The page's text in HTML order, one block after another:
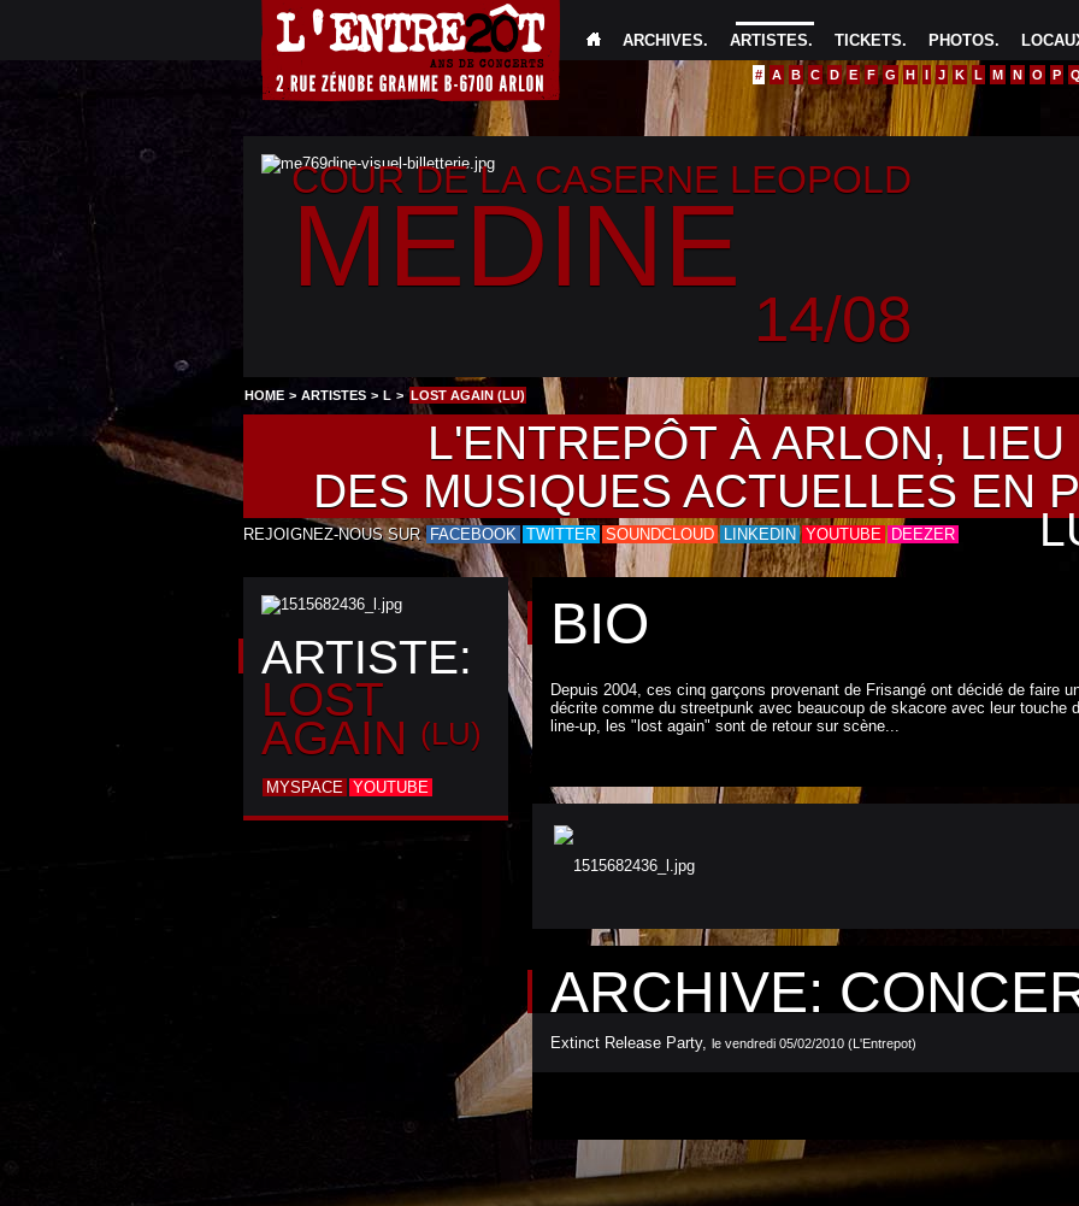
PHOTOS.
TICKETS.
ARTISTES.
ARCHIVES.
# A B C D E F G H I J K L M N O P
COUR DE LA CASERNE LEOPOLD
MEDINE
14/08
HOME > ARTISTES > L > LOST AGAIN (LU)
L'ENTREPÔT À ARLON,
DES MUSIQUES ACTUELLES EN
REJOIGNEZ-NOUS SUR FACEBOOK TWITTER SOUNDCLOUD LINKEDIN YOUTUBE DEEZER
ARTISTE:
LOST
AGAIN (LU)
MYSPACE YOUTUBE
BIO
Depuis 2004, ces cinq garçons provenant de Frisangé ont décidé de faire
décrite comme du streetpunk avec beaucoup de skacore avec leur touche
line-up, les "lost again" sont de retour sur scène...
ARCHIVE:
Extinct Release Party, le vendredi 05/02/2010 (L'Entrepot)